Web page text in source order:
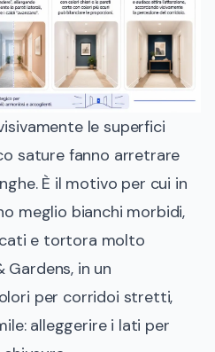
le superfici
sature fanno arretrare
È il motivo per cui in
meglio bianchi morbidi,
e tortora molto
Gardens, in un
per corridoi stretti,
alleggerire i lati per